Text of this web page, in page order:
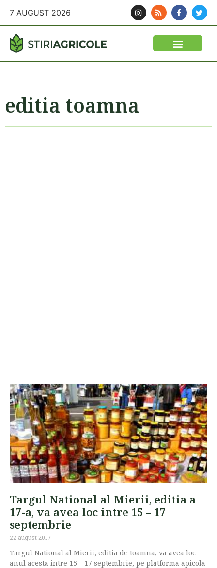
7 AUGUST 2026
editia toamna
Targul National al Mierii, editia a
17-a, va avea loc intre 15 – 17
septembrie
22 august 2017
Targul National al Mierii, editia de toamna, va avea loc
anul acesta intre 15 – 17 septembrie, pe platforma apicola